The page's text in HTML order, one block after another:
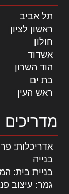
תל אביב
ראשון לציון
חולון
אשדוד
הוד השרון
בת ים
ראש העין
מדריכים
אדריכלות:
בנייה
בניית בית:
גמר: עיצוב